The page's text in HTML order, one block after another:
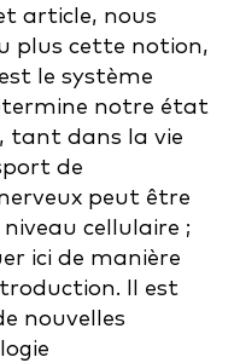
article, nous
plus cette notion,
le système
notre état
tant dans la vie
de
peut être
cellulaire ;
ici de manière
Il est
nouvelles